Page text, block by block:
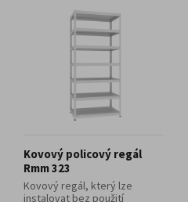
Kovový policový regál
Rmm 323
Kovový regál, který lze
instalovat bez použití